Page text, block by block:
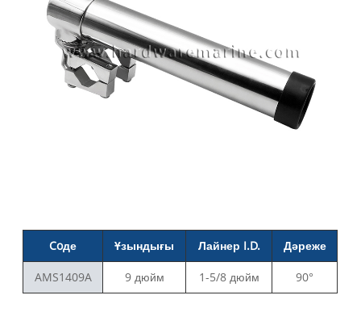
Coде Ұзындығы Лайнер I.D. Дәреже
AMS1409A 9 дюйм 1-5/8 дюйм 90°